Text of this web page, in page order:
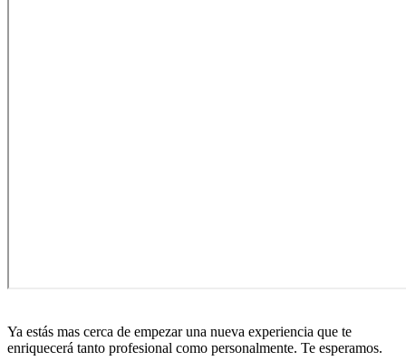
Ya estás mas cerca de empezar una nueva experiencia que te
enriquecerá tanto profesional como personalmente. Te esperamos.